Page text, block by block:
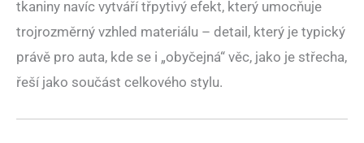
tkaniny navíc vytváří třpytivý efekt, který umocňuje
trojrozměrný vzhled materiálu – detail, který je typický
právě pro auta, kde se i „obyčejná“ věc, jako je střecha,
řeší jako součást celkového stylu.